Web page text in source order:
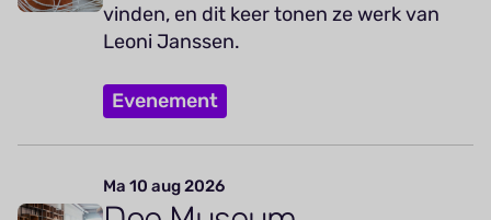
vinden, en dit keer tonen ze werk van
Leoni Janssen.
Evenement
Ma 10 aug 2026